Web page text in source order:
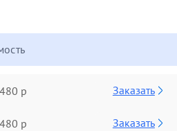
р Заказать
р Заказать